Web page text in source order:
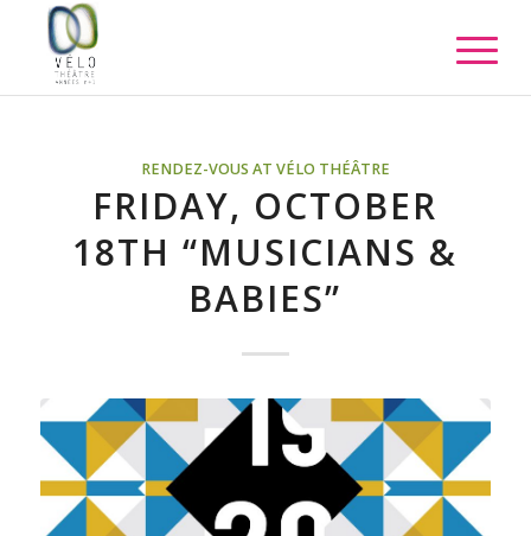
RENDEZ-VOUS AT VÉLO THÉÂTRE
FRIDAY, OCTOBER
18TH “MUSICIANS &
BABIES”